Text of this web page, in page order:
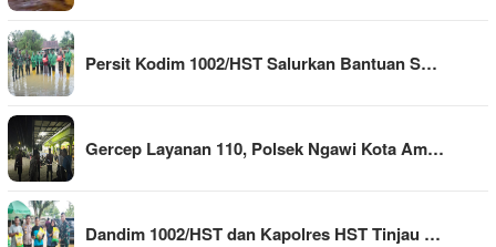
Persit Kodim 1002/HST Salurkan Bantuan S…
Gercep Layanan 110, Polsek Ngawi Kota Am…
Dandim 1002/HST dan Kapolres HST Tinjau …